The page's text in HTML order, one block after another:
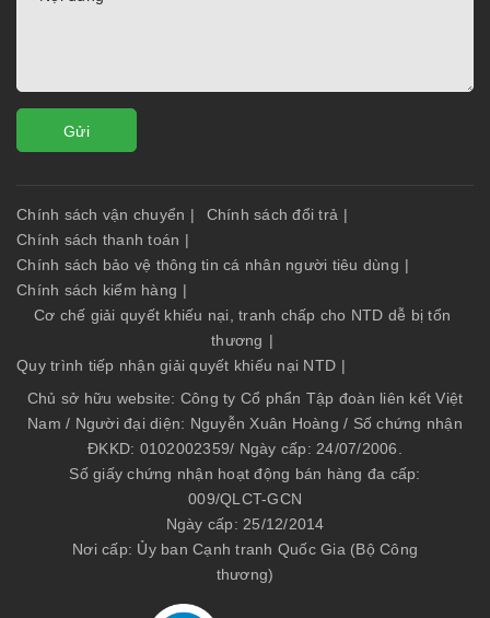
Gửi
Chính sách vận chuyển | Chính sách đổi trả |
Chính sách thanh toán |
Chính sách bảo vệ thông tin cá nhân người tiêu dùng |
Chính sách kiểm hàng |
Cơ chế giải quyết khiếu nại, tranh chấp cho NTD dễ bị tổn
thương |
Quy trình tiếp nhận giải quyết khiếu nại NTD |
Chủ sở hữu website: Công ty Cổ phẩn Tập đoàn liên kết Việt
Nam / Người đại diện: Nguyễn Xuân Hoàng / Số chứng nhận
ĐKKD: 0102002359/ Ngày cấp: 24/07/2006.
Số giấy chứng nhận hoạt động bán hàng đa cấp:
009/QLCT-GCN
Ngày cấp: 25/12/2014
Nơi cấp: Ủy ban Cạnh tranh Quốc Gia (Bộ Công
thương)